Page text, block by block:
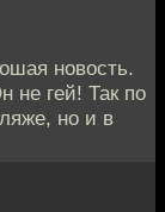
новость.
не гей! Так по
но и в